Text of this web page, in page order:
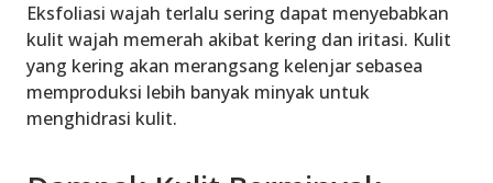
Eksfoliasi wajah terlalu sering dapat menyebabkan
kulit wajah memerah akibat kering dan iritasi. Kulit
yang kering akan merangsang kelenjar sebasea
memproduksi lebih banyak minyak untuk
menghidrasi kulit.